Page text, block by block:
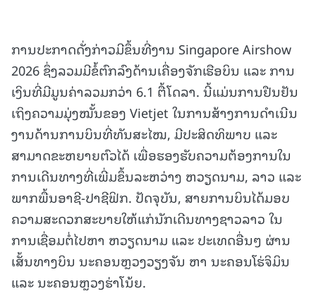
ການປະກາດດັ່ງກ່າວມີຂຶ້ນທີ່ງານ Singapore Airshow
2026 ຊຶ່ງລວມມີຂໍ້ຕົກລົງດ້ານເຄື່ອງຈັກເຮືອບິນ ແລະ ການ
ເງິນທີ່ມີມູນຄ່າລວມກວ່າ 6.1 ຕື້ໂດລາ. ນີ້ແມ່ນການຢືນຢັນ
ເຖິງຄວາມມຸ່ງໝັ້ນຂອງ Vietjet ໃນການສ້າງການດໍາເນີນ
ງານດ້ານການບິນທີ່ທັນສະໄໝ, ມີປະສິດທິພາບ ແລະ
ສາມາດຂະຫຍາຍຕົວໄດ້ ເພື່ອຮອງຮັບຄວາມຕ້ອງການໃນ
ການເດີນທາງທີ່ເພີ່ມຂຶ້ນລະຫວ່າງ ຫວຽດນາມ, ລາວ ແລະ
ພາກພື້ນອາຊີ-ປາຊີຟິກ. ປັດຈຸບັນ, ສາຍການບິນໄດ້ມອບ
ຄວາມສະດວກສະບາຍໃຫ້ແກ່ນັກເດີນທາງຊາວລາວ ໃນ
ການເຊື່ອມຕໍ່ໄປຫາ ຫວຽດນາມ ແລະ ປະເທດອື່ນໆ ຜ່ານ
ເສັ້ນທາງບິນ ນະຄອນຫຼວງວຽງຈັນ ຫາ ນະຄອນໂຮ່ຈິມິນ
ແລະ ນະຄອນຫຼວງຮ່າໂນ້ຍ.